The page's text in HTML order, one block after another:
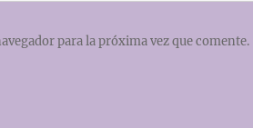
para la próxima vez que comente.